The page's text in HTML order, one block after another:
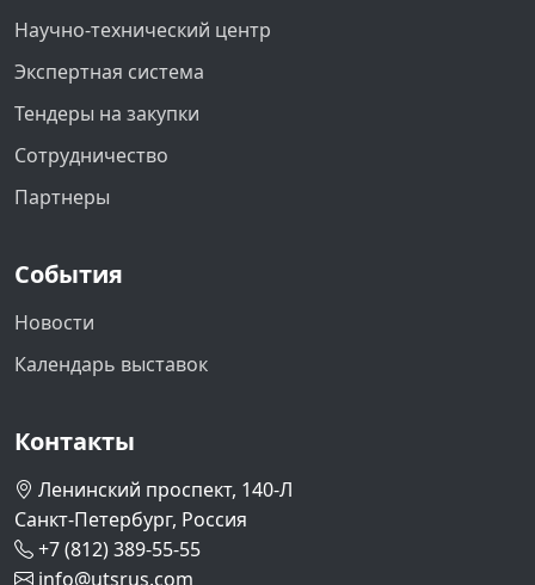
Научно-технический центр
Экспертная система
Тендеры на закупки
Сотрудничество
Партнеры
События
Новости
Календарь выставок
Контакты
Ленинский проспект, 140-Л
Санкт-Петербург, Россия
+7 (812) 389-55-55
info@utsrus.com